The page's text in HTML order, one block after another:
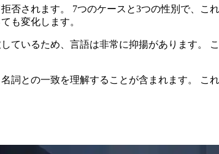
されます。 7つのケースと3つの性別で、こ
も変化します。
ているため、言語は非常に抑揚があります。
との一致を理解することが含まれます。 こ